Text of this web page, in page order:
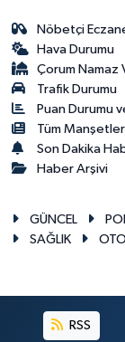
Nöbetçi
Hava Durumu
Çorum Namaz
Trafik Durumu
Puan Durumu
Tüm Manşetler
Son Dakika
Haber Arşivi
GÜNCEL
SAĞLIK
RSS